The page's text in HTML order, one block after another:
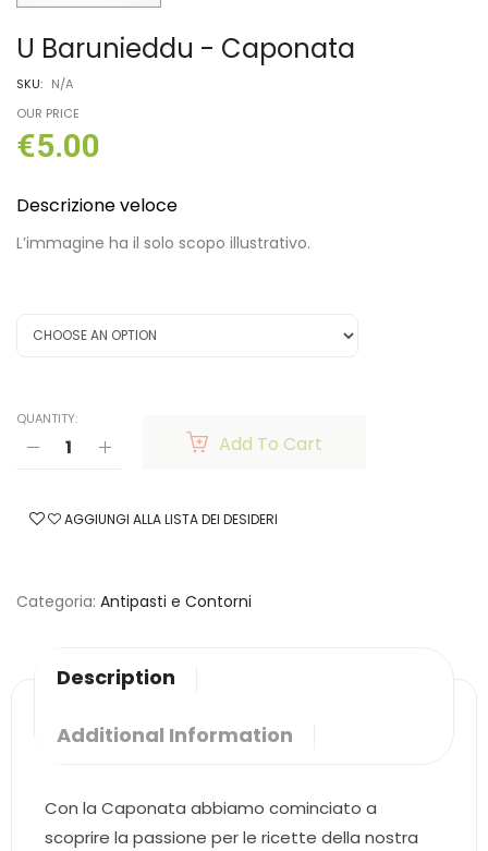
U Barunieddu - Caponata
SKU: N/A
OUR PRICE
€5.00
Descrizione veloce
L’immagine ha il solo scopo illustrativo.
QUANTITY:
Add To Cart
AGGIUNGI ALLA LISTA DEI DESIDERI
Categoria Antipasti e Contorni
Description
Additional Information
Con la Caponata abbiamo cominciato a
scoprire la passione per le ricette della nostra